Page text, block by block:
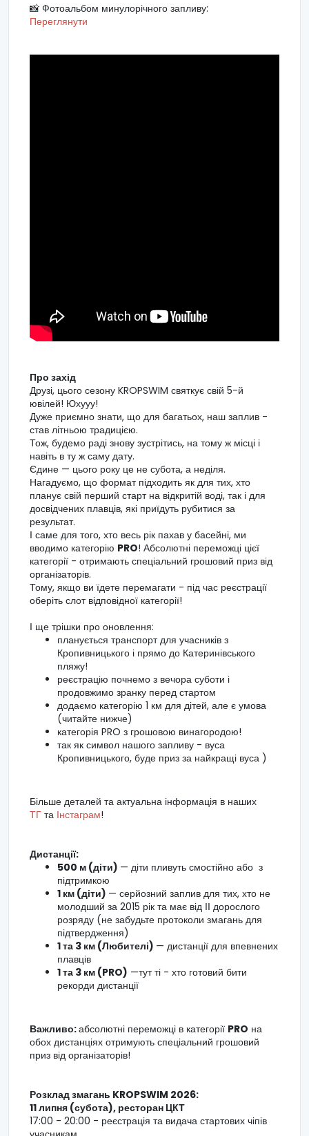
📸 Фотоальбом минулорічного запливу:
Переглянути
Про захід
Друзі, цього сезону KROPSWIM святкує свій 5-й
ювілей! Юхууу!
Дуже приємно знати, що для багатьох, наш заплив -
став літньою традицією.
Тож, будемо раді знову зустрітись, на тому ж місці і
навіть в ту ж саму дату.
Єдине — цього року це не субота, а неділя.
Нагадуємо, що формат підходить як для тих, хто
планує свій перший старт на відкритій воді, так і для
досвідчених плавців, які приїдуть рубитися за
результат.
І саме для того, хто весь рік пахав у басейні, ми
вводимо категорію PRO! Абсолютні переможці цієї
категорії - отримають спеціальний грошовий приз від
організаторів.
Тому, якщо ви їдете перемагати - під час реєстрації
оберіть слот відповідної категорії!
І ще трішки про оновлення:
планується транспорт для учасників з
Кропивницького і прямо до Катеринівського
пляжу!
реєстрацію почнемо з вечора суботи і
продовжимо зранку перед стартом
додаємо категорію 1 км для дітей, але є умова
(читайте нижче)
категорія PRO з грошовою винагородою!
так як символ нашого запливу - вуса
Кропивницького, буде приз за найкращі вуса )
Більше деталей та актуальна інформація в наших
ТГ та Інстаграм!
Дистанції:
500 м (діти) — діти пливуть смостійно або з
підтримкою
1 км (діти) — серйозний заплив для тих, хто не
молодший за 2015 рік та має від ІІ дорослого
розряду (не забудьте протоколи змагань для
підтвердження)
1 та 3 км (Любителі) — дистанції для впевнених
плавців
1 та 3 км (PRO) —тут ті - хто готовий бити
рекорди дистанції
Важливо:абсолютні переможці в категорії PRO на
обох дистанціях отримують спеціальний грошовий
приз від організаторів!
Розклад змагань KROPSWIM 2026:
11 липня (субота), ресторан ЦКТ
17:00 - 20:00 - реєстрація та видача стартових чіпів